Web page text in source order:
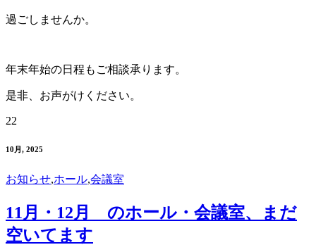
過ごしませんか。
年末年始の日程もご相談承ります。
是非、お声がけください。
22
10月, 2025
お知らせ,ホール,会議室
11月・12月 のホール・会議室、まだ
空いてます